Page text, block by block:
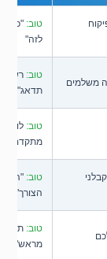
טוב: "כן,
לזה"
משלמים
טוב:
תדאג"
טוב: לוח
מתקדם"
צוותים קבועים vs. קבלני
טוב:
הצורך"
טוב:
מראש"